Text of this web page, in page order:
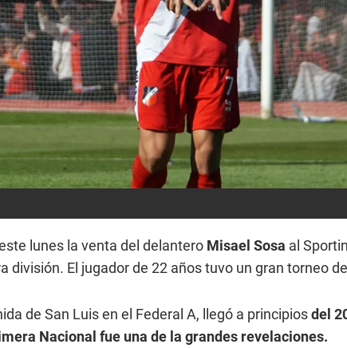
lunes la venta del delantero Misael Sosa al
división. El jugador de 22 años tuvo un gran torneo
de San Luis en el Federal A, llegó a principiosdel
Nacional fue una de la grandes revelaciones.